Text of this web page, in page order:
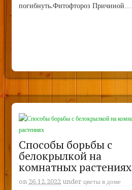
погибнуть.Фитофтороз Причиной…
Способы борьбы с
белокрылкой на
комнатных растениях
on 26.12.2022 underцветы в доме